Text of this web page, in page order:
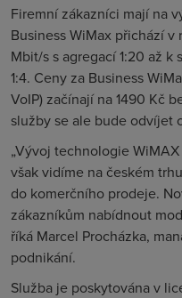
Firemní zákazníci mají na
Business WiMax přichází
Mbit/s s agregací 1:20 až
1:4. Ceny za Business
VoIP) začínají na 1490 Kč
služby se ale bude odvíjet
„Vývoj technologie
však vidíme na českém
do komerčního prodeje.
zákazníkům nabídnout
říká Marcel Procházka,
podnikání.
Služba je poskytována v